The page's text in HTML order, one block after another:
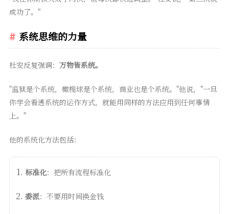
成功了。"
系统思维的力量
杜安反复强调： 万物皆系统。
"监狱是个系统，橄榄球是个系统，商业也是个系统。"他说，"一旦
你学会看透系统的运作方式，就能用同样的方法应用到任何事情
上。"
他的系统化方法包括：
标准化：把所有流程标准化
委派：不要用时间换金钱